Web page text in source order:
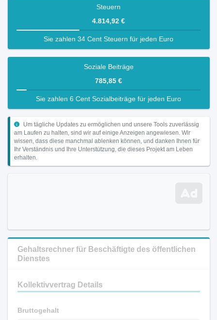
Steuern
4.814,92 €
Sie zahlen 34 Cent Steuern für jeden Euro
Soziale Beiträge
785,85 €
Sie zahlen 6 Cent Sozialbeiträge für jeden Euro
Um tägliche Updates zu ermöglichen und unsere Tools zuverlässig
am Laufen zu halten, sind wir auf einige Anzeigen angewiesen. Wir
wissen, dass diese manchmal ablenken können, und danken Ihnen für
Ihr Verständnis und Ihre Unterstützung, die dieses Projekt am Leben
erhalten.
Gehaltsrechner für Beschäftigte des öffentlichen
Dienstes
Kollektivvertrag Details
Bruttogehalt